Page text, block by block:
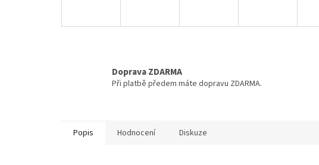
Doprava ZDARMA
Při platbě předem máte dopravu ZDARMA.
Popis Hodnocení Diskuze